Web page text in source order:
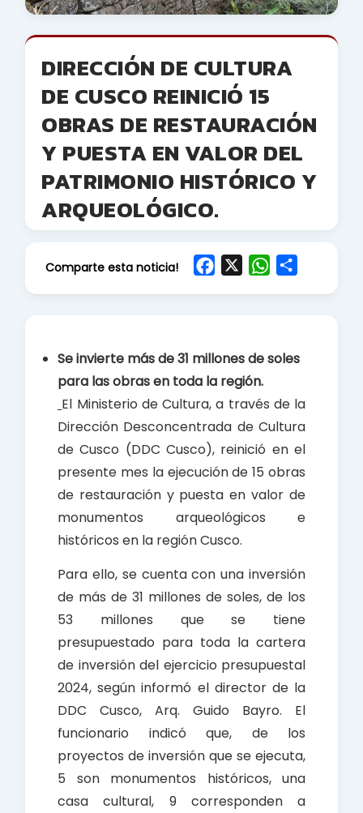
DIRECCIÓN DE CULTURA
DE CUSCO REINICIÓ 15
OBRAS DE RESTAURACIÓN
Y PUESTA EN VALOR DEL
PATRIMONIO HISTÓRICO Y
ARQUEOLÓGICO.
Comparte esta noticia!
o
k
W
p
Se invierte más de 31 millones de soles
para las obras en toda la región.
El Ministerio de Cultura, a través de la
Dirección Desconcentrada de Cultura
de Cusco (DDC Cusco), reinició en el
presente mes la ejecución de 15 obras
de restauración y puesta en valor de
monumentos arqueológicos e
históricos en la región Cusco.
Para ello, se cuenta con una inversión
de más de 31 millones de soles, de los
53 millones que se tiene
presupuestado para toda la cartera
de inversión del ejercicio presupuestal
2024, según informó el director de la
DDC Cusco, Arq. Guido Bayro. El
funcionario indicó que, de los
proyectos de inversión que se ejecuta,
5 son monumentos históricos, una
casa cultural, 9 corresponden a